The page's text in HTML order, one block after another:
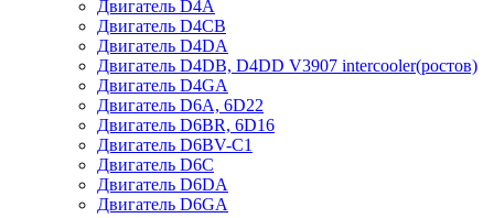
Двигатель D4A
Двигатель D4CB
Двигатель D4DA
Двигатель D4DB, D4DD V3907 intercooler(ростов)
Двигатель D4GA
Двигатель D6A, 6D22
Двигатель D6BR, 6D16
Двигатель D6BV-C1
Двигатель D6C
Двигатель D6DA
Двигатель D6GA